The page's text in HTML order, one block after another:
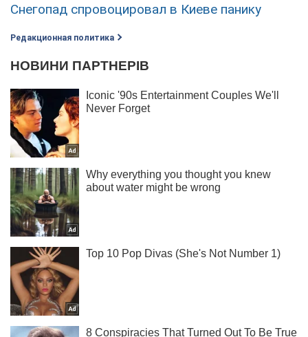
Снегопад спровоцировал в Киеве панику
Редакционная политика